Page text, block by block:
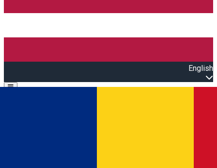
English
Open main menu